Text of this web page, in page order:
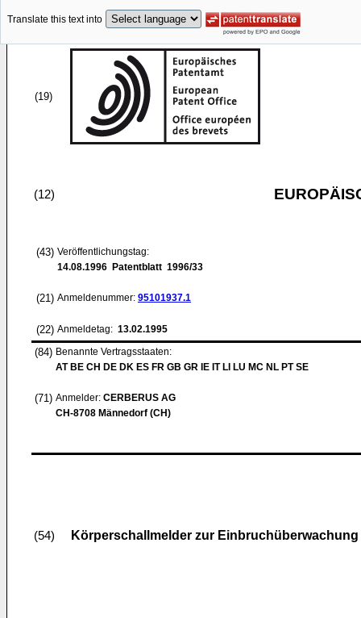
Translate this text into
(19)
(12)
(43) Veröffentlichungstag:
14.08.1996 Patentblatt 1996/33
(21) Anmeldenummer: 95101937.1
(22) Anmeldetag: 13.02.1995
(84) Benannte Vertragsstaaten:
AT BE CH DE DK ES FR GB GR IE IT LI LU MC NL PT SE
(71) Anmelder: CERBERUS AG
CH-8708 Männedorf (CH)
(54) Körperschallmelder zur Einbruchüberwachung